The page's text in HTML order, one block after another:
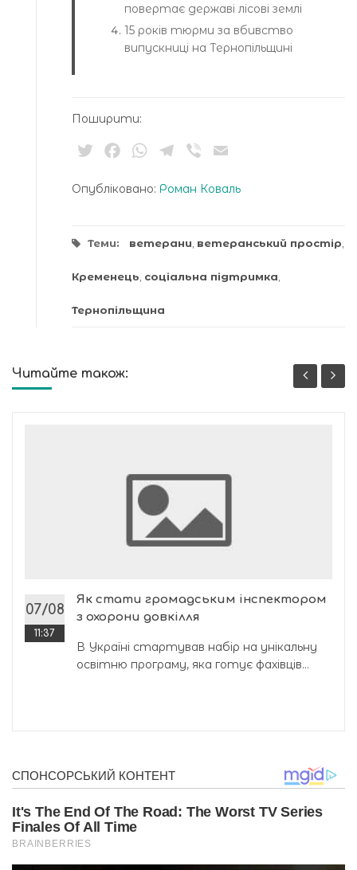
повертає державі лісові землі
15 років тюрми за вбивство
випускниці на Тернопільщині
Поширити:
TwitterFacebookWhatsApp
Telegram
Viber
Опубліковано: Роман Коваль
Теми: ветерани ветеранський простір
Кременець соціальна підтримка
Тернопільщина
Читайте також:
07/08
11:37
Як стати громадським інспектором
з охорони довкілля
В Україні стартував набір на унікальну
освітню програму, яка готує фахівців...